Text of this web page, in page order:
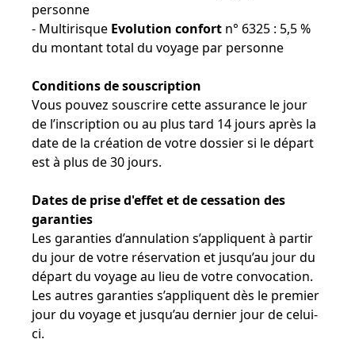
personne
- Multirisque Evolution confort n° 6325 : 5,5 %
du montant total du voyage par personne
Conditions de souscription
Vous pouvez souscrire cette assurance le jour
de l’inscription ou au plus tard 14 jours après la
date de la création de votre dossier si le départ
est à plus de 30 jours.
Dates de prise d'effet et de cessation des
garanties
Les garanties d’annulation s’appliquent à partir
du jour de votre réservation et jusqu’au jour du
départ du voyage au lieu de votre convocation.
Les autres garanties s’appliquent dès le premier
jour du voyage et jusqu’au dernier jour de celui-
ci.